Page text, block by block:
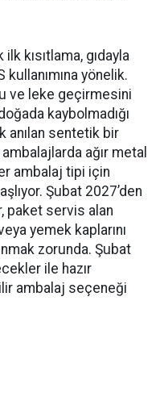
kısıtlama, gıdayla
yönelik.
ve leke geçirmesini
kaybolmadığı
anılan sentetik bir
ağır metal
ambalaj tipi için
Şubat 2027’den
paket servis alan
yemek kaplarını
zorunda. Şubat
ile hazır
ambalaj seçeneği